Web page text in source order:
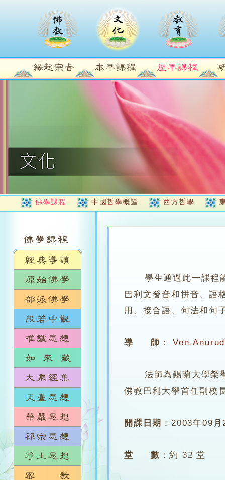
佛學課程 中國哲學概論 西方哲學
學生通過此一課程
巴利文發音和拼音、語
用、接合語、句法和句
導 師 ：
法師為錫蘭大學榮譽
佛教巴利大學首任副校
開課日期 ：2003年09月
堂 數 ：約 32 堂